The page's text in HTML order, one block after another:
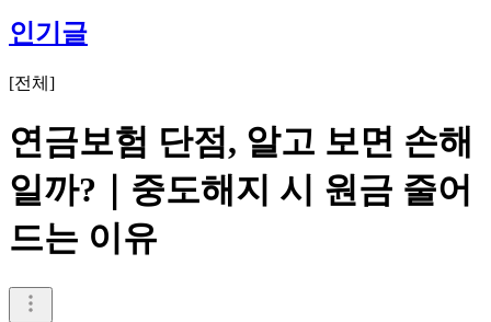
인기글
[전체 ]
연금보험 단점, 알고 보면 손해
일까?｜중도해지 시 원금 줄어
드는 이유